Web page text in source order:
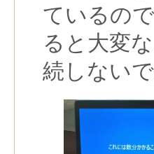
ているの
ると大変
続しない